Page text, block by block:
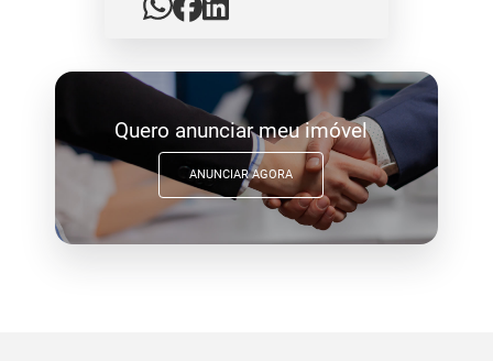
Quero anunciar meu imóvel
ANUNCIAR AGORA